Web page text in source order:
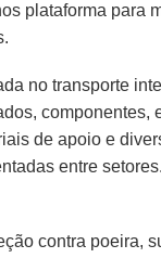
plataforma para
no transporte
componentes,
de apoio e
entre
contra poeira,